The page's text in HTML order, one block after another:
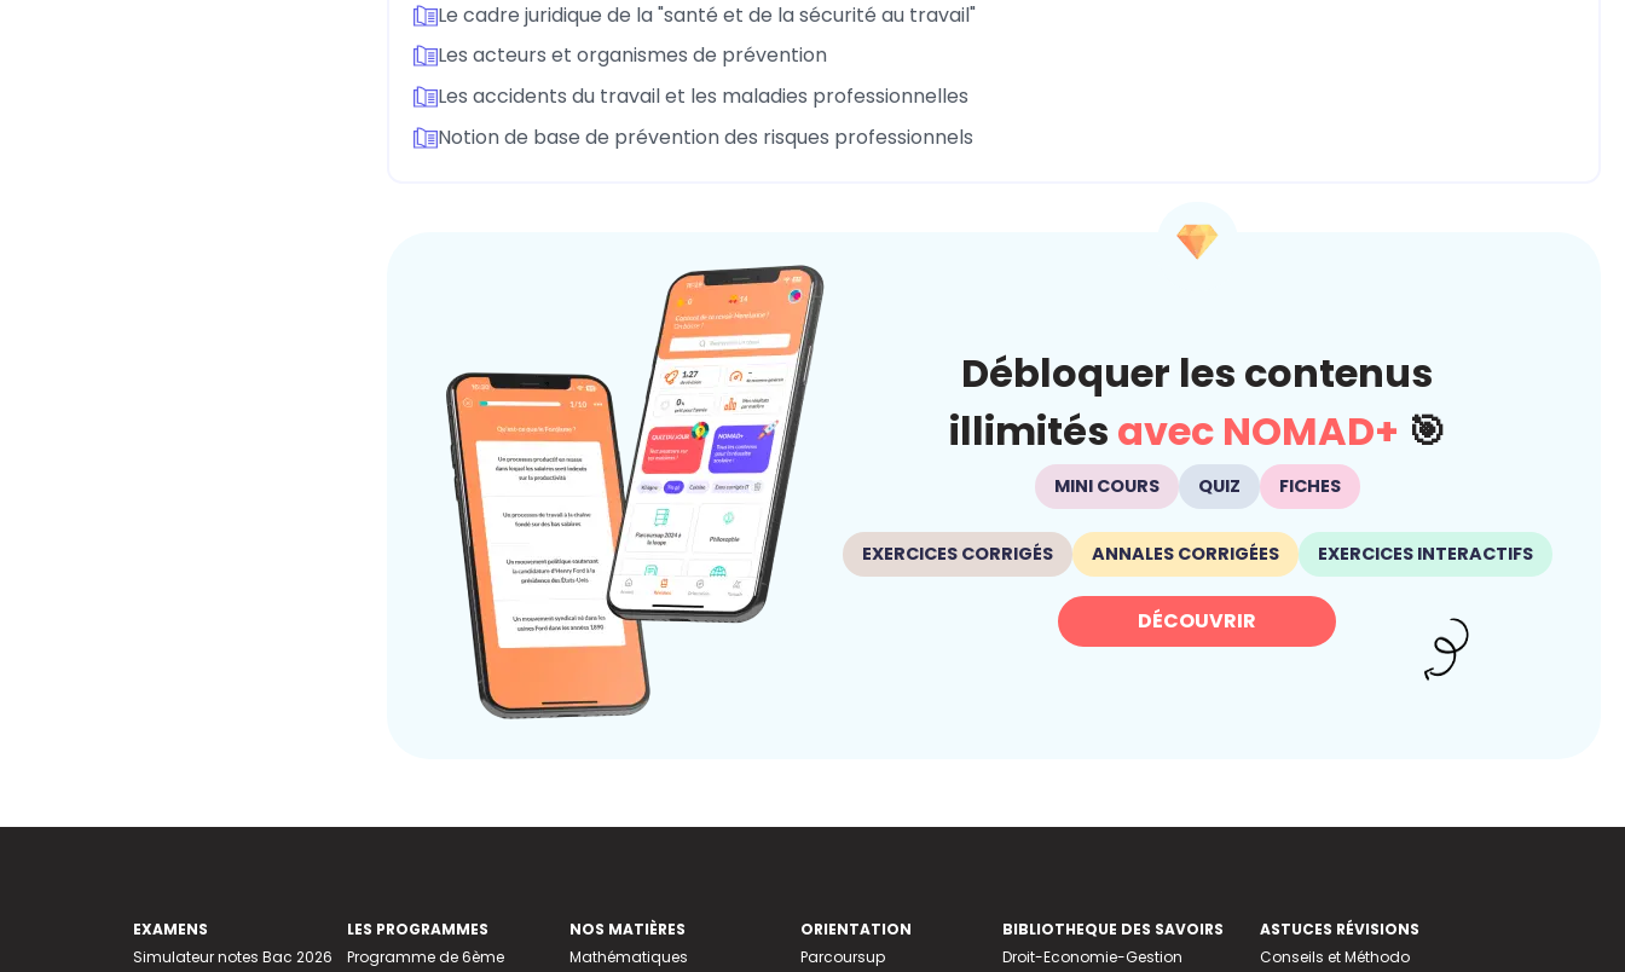
Le cadre juridique de la "santé et de la sécurité au travail"
Les acteurs et organismes de prévention
Les accidents du travail et les maladies professionnelles
Notion de base de prévention des risques professionnels
Débloquer les contenus
illimités avec NOMAD+ 🎯
MINI COURS QUIZ FICHES
EXERCICES CORRIGÉS ANNALES CORRIGÉES EXERCICES INTERACTIFS
DÉCOUVRIR
EXAMENS
Simulateur notes Bac 2026
LES PROGRAMMES
Programme de 6ème
NOS MATIÈRES
Mathématiques
ORIENTATION
Parcoursup
BIBLIOTHEQUE DES SAVOIRS
Droit-Economie-Gestion
ASTUCES RÉVISIONS
Conseils et Méthodo